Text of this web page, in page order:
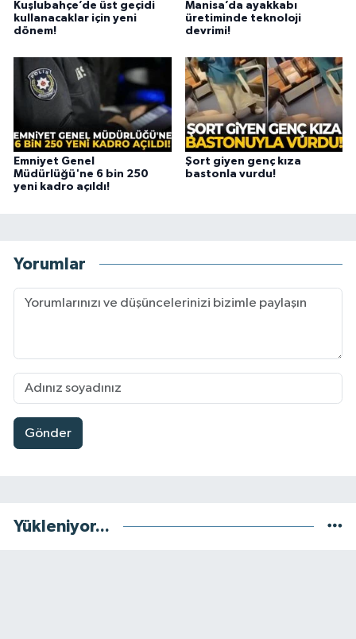
Kuşlubahçe’de üst geçidi
kullanacaklar için yeni
dönem!
Manisa’da ayakkabı
üretiminde teknoloji
devrimi!
Emniyet Genel
Müdürlüğü'ne 6 bin 250
yeni kadro açıldı!
Şort giyen genç kıza
bastonla vurdu!
Yorumlar
Gönder
Yükleniyor...